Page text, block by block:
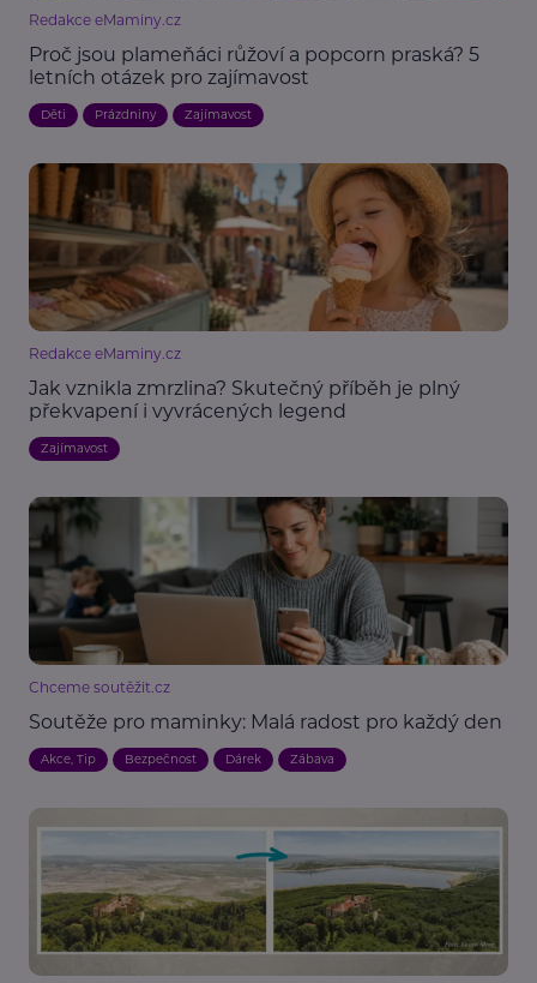
Redakce eMaminy.cz
Proč jsou plameňáci růžoví a popcorn praská? 5
letních otázek pro zajímavost
Děti Prázdniny Zajímavost
Redakce eMaminy.cz
Jak vznikla zmrzlina? Skutečný příběh je plný
překvapení i vyvrácených legend
Zajímavost
Chceme soutěžit.cz
Soutěže pro maminky: Malá radost pro každý den
Akce, Tip Bezpečnost Dárek Zábava